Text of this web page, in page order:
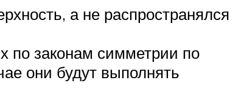
а не распространялся
по законам симметрии по
они будут выполнять